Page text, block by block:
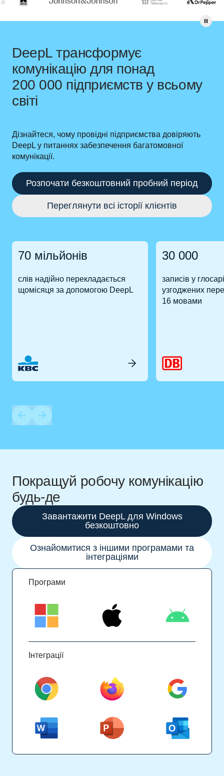
DeepL трансформує
комунікацію для понад
200 000 підприємств у всьому
світі
Дізнайтеся, чому провідні підприємства довіряють
DeepL у питаннях забезпечення багатомовної
комунікації.
Розпочати безкоштовний пробний період
Переглянути всі історії клієнтів
70 мільйонів
слів надійно перекладається
щомісяця за допомогою DeepL
30 000
записів у
узгоджених
16 мовами
Покращуй робочу комунікацію
будь-де
Програми
Інтеграції
Завантажити DeepL для Windows
безкоштовно
Ознайомитися з іншими програмами та
інтеграціями